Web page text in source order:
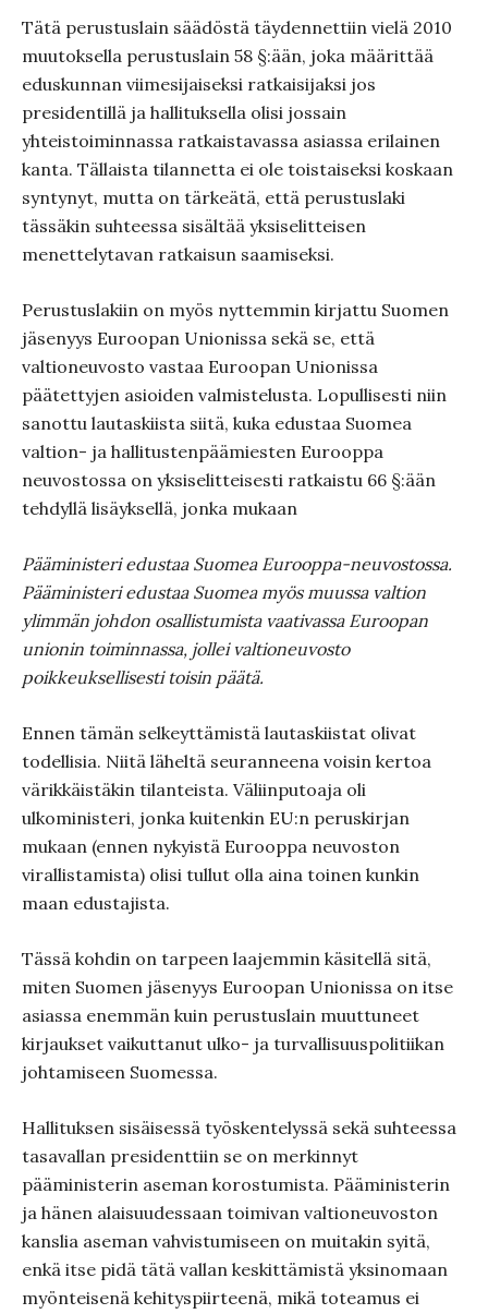
Tätä perustuslain säädöstä täydennettiin vielä 2010
muutoksella perustuslain 58 §:ään, joka määrittää
eduskunnan viimesijaiseksi ratkaisijaksi jos
presidentillä ja hallituksella olisi jossain
yhteistoiminnassa ratkaistavassa asiassa erilainen
kanta. Tällaista tilannetta ei ole toistaiseksi koskaan
syntynyt, mutta on tärkeätä, että perustuslaki
tässäkin suhteessa sisältää yksiselitteisen
menettelytavan ratkaisun saamiseksi.
Perustuslakiin on myös nyttemmin kirjattu Suomen
jäsenyys Euroopan Unionissa sekä se, että
valtioneuvosto vastaa Euroopan Unionissa
päätettyjen asioiden valmistelusta. Lopullisesti niin
sanottu lautaskiista siitä, kuka edustaa Suomea
valtion- ja hallitustenpäämiesten Eurooppa
neuvostossa on yksiselitteisesti ratkaistu 66 §:ään
tehdyllä lisäyksellä, jonka mukaan
Pääministeri edustaa Suomea Eurooppa-neuvostossa.
Pääministeri edustaa Suomea myös muussa valtion
ylimmän johdon osallistumista vaativassa Euroopan
unionin toiminnassa, jollei valtioneuvosto
poikkeuksellisesti toisin päätä.
Ennen tämän selkeyttämistä lautaskiistat olivat
todellisia. Niitä läheltä seuranneena voisin kertoa
värikkäistäkin tilanteista. Väliinputoaja oli
ulkoministeri, jonka kuitenkin EU:n peruskirjan
mukaan (ennen nykyistä Eurooppa neuvoston
virallistamista) olisi tullut olla aina toinen kunkin
maan edustajista.
Tässä kohdin on tarpeen laajemmin käsitellä sitä,
miten Suomen jäsenyys Euroopan Unionissa on itse
asiassa enemmän kuin perustuslain muuttuneet
kirjaukset vaikuttanut ulko- ja turvallisuuspolitiikan
johtamiseen Suomessa.
Hallituksen sisäisessä työskentelyssä sekä suhteessa
tasavallan presidenttiin se on merkinnyt
pääministerin aseman korostumista. Pääministerin
ja hänen alaisuudessaan toimivan valtioneuvoston
kanslia aseman vahvistumiseen on muitakin syitä,
enkä itse pidä tätä vallan keskittämistä yksinomaan
myönteisenä kehityspiirteenä, mikä toteamus ei